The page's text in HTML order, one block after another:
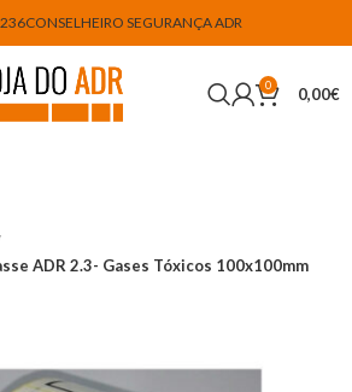
CONSELHEIRO SEGURANÇA ADR
0 0,00€
ADR 2.3- Gases Tóxicos 100x100mm